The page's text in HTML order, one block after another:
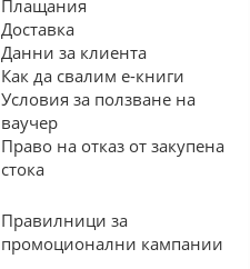
Плащания
Доставка
Данни за клиента
Как да свалим е-книги
Условия за ползване на
ваучер
Право на отказ от закупена
стока
Правилници за
промоционални кампании